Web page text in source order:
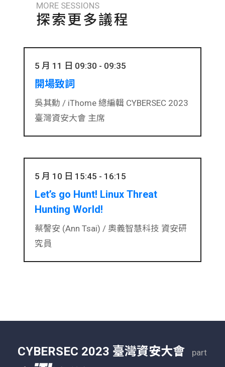
MORE SESSIONS
探索更多議程
5 月 11 日 09:30 - 09:35
開場致詞
吳其勳 / iThome 總編輯 CYBERSEC 2023
臺灣資安大會 主席
5 月 10 日 15:45 - 16:15
Let’s go Hunt! Linux Threat
Hunting World!
蔡謦安 (Ann Tsai) / 奧義智慧科技 資安研
究員
CYBERSEC 2023 臺灣資安大會
part